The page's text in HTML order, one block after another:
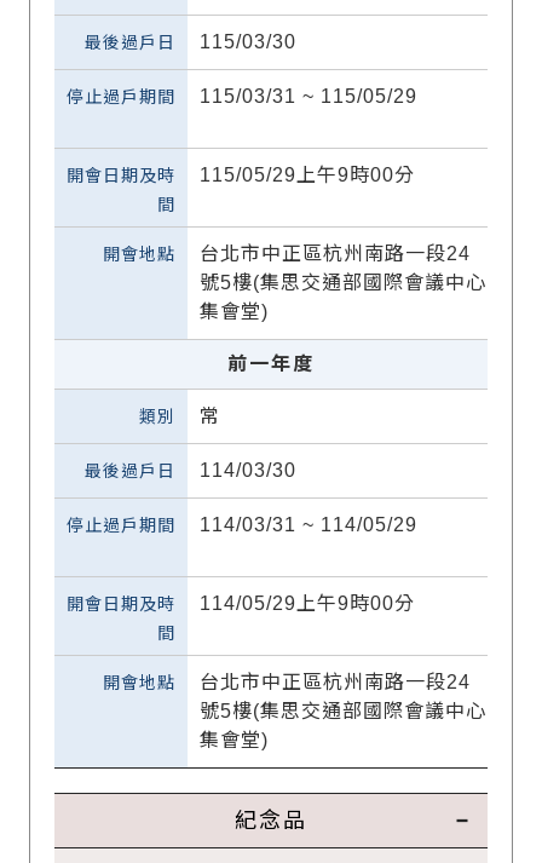
115/03/30
115/03/31 ~ 115/05/29
115/05/29上午9時00分
台北市中正區杭州南路一段24
號5樓(集思交通部國際會議中心
集會堂)
前一年度
常
114/03/30
114/03/31 ~ 114/05/29
114/05/29上午9時00分
台北市中正區杭州南路一段24
號5樓(集思交通部國際會議中心
集會堂)
紀念品